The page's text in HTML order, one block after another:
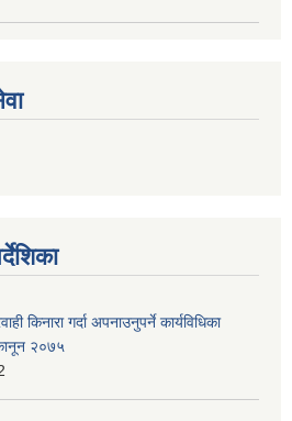
किनारा गर्दा अपनाउनुपर्ने कार्यविधिका
२०७५